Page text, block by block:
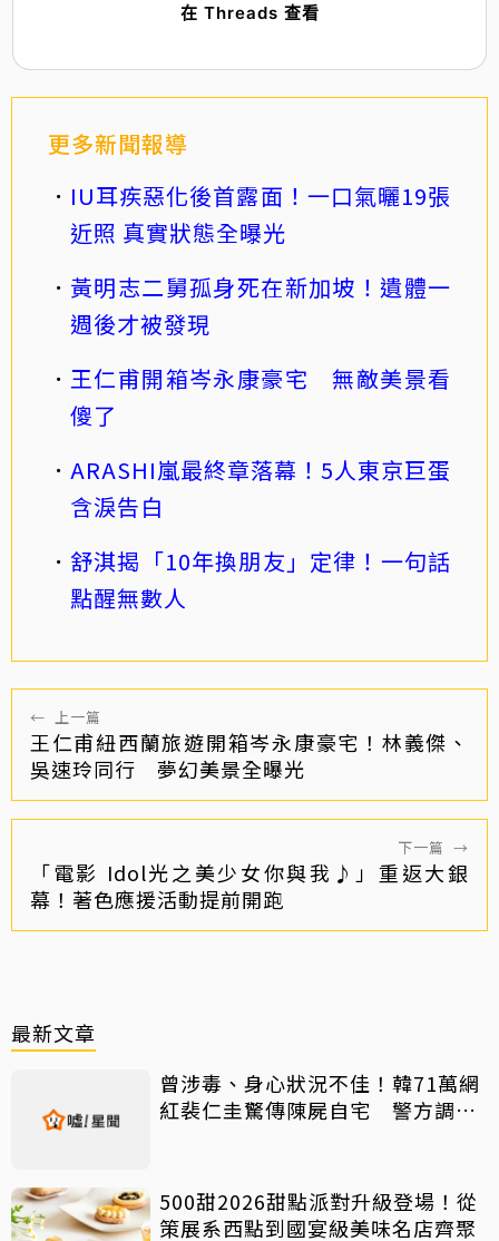
在 Threads 查看
更多新聞報導
IU耳疾惡化後首露面！一口氣曬19張
近照 真實狀態全曝光
黃明志二舅孤身死在新加坡！遺體一
週後才被發現
王仁甫開箱岑永康豪宅 無敵美景看
傻了
ARASHI嵐最終章落幕！5人東京巨蛋
含淚告白
舒淇揭「10年換朋友」定律！一句話
點醒無數人
← 上一篇
王仁甫紐西蘭旅遊開箱岑永康豪宅！林義傑、
吳速玲同行 夢幻美景全曝光
下一篇 →
「電影 Idol光之美少女你與我♪」重返大銀
幕！著色應援活動提前開跑
最新文章
曾涉毒、身心狀況不佳！韓71萬網
紅裴仁圭驚傳陳屍自宅 警方調查
500甜2026甜點派對升級登場！從
策展系西點到國宴級美味名店齊聚